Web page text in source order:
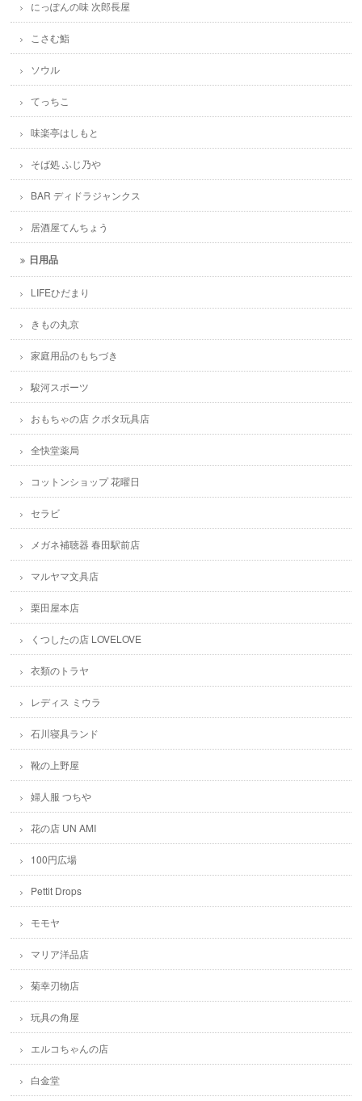
にっぽんの味 次郎長屋
こさむ鮨
ソウル
てっちこ
味楽亭はしもと
そば処 ふじ乃や
BAR ディドラジャンクス
居酒屋てんちょう
日用品
LIFEひだまり
きもの丸京
家庭用品のもちづき
駿河スポーツ
おもちゃの店 クボタ玩具店
全快堂薬局
コットンショップ 花曜日
セラビ
メガネ補聴器 春田駅前店
マルヤマ文具店
栗田屋本店
くつしたの店 LOVELOVE
衣類のトラヤ
レディス ミウラ
石川寝具ランド
靴の上野屋
婦人服 つちや
花の店 UN AMI
100円広場
Pettit Drops
モモヤ
マリア洋品店
菊幸刃物店
玩具の角屋
エルコちゃんの店
白金堂